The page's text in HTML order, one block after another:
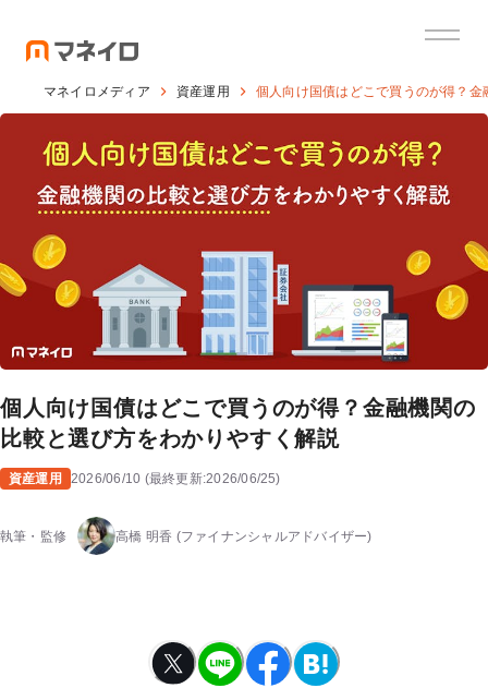
マネイロメディア 資産運用 個人向け国債はどこで買うのが得？
個人向け国債はどこで買うのが得？金融機関の
比較と選び方をわかりやすく解説
資産運用 2026/06/10 (最終更新:2026/06/25)
執筆・監修 高橋 明香 (ファイナンシャルアドバイザー)